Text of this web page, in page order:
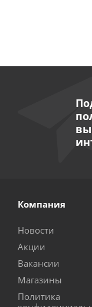
Компания
Новости
Акции
Вакансии
Магазины
Политика